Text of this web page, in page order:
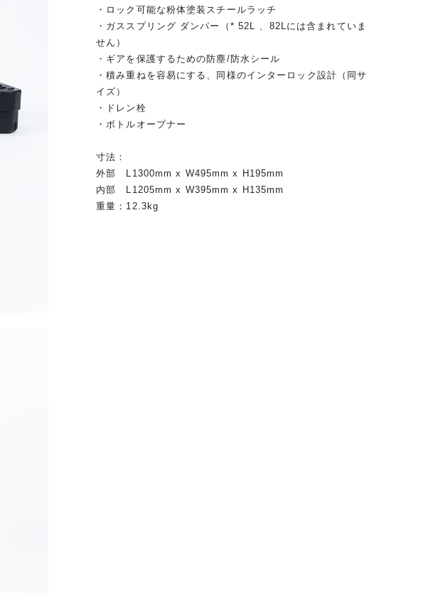
・ロック可能な粉体塗装スチールラッチ
・ガススプリング ダンパー（* 52L 、82Lには含まれていま
せん）
・ギアを保護するための防塵/防水シール
・積み重ねを容易にする、同様のインターロック設計（同サ
イズ）
・ドレン栓
・ボトルオープナー
寸法：
外部 L1300mm x W495mm x H195mm
内部 L1205mm x W395mm x H135mm
重量：12.3kg